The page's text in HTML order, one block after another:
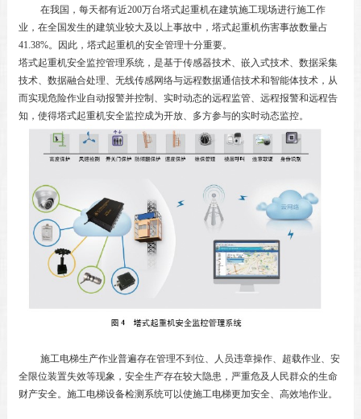
在我国，每天都有近200万台塔式起重机在建筑施工现场进行施工作
业，在全国发生的建筑业较大及以上事故中，塔式起重机伤害事故数量占
41.38%。因此，塔式起重机的安全管理十分重要。
塔式起重机安全监控管理系统，是基于传感器技术、嵌入式技术、数据采集
技术、数据融合处理、无线传感网络与远程数据通信技术和智能体技术，从
而实现危险作业自动报警并控制、实时动态的远程监管、远程报警和远程告
知，使得塔式起重机安全监控成为开放、多方参与的实时动态监控。
施工电梯生产作业普遍存在管理不到位、人员违章操作、超载作业、安
全限位装置失效等现象，安全生产存在较大隐患，严重危及人民群众的生命
财产安全。施工电梯设备检测系统可以使施工电梯更加安全、高效地作业。